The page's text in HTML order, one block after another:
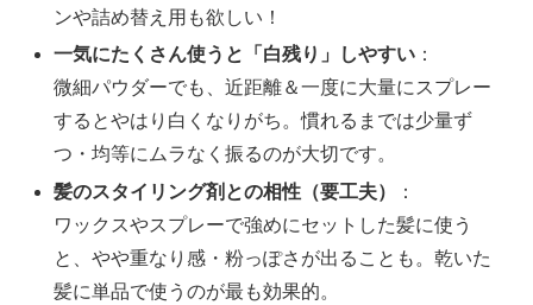
ンや詰め替え用も欲しい！
一気にたくさん使うと「白残り」しやすい ：
微細パウダーでも、近距離＆一度に大量にスプレー
するとやはり白くなりがち。慣れるまでは少量ず
つ・均等にムラなく振るのが大切です。
髪のスタイリング剤との相性（要工夫）
：
ワックスやスプレーで強めにセットした髪に使う
と、やや重なり感・粉っぽさが出ることも。乾いた
髪に単品で使うのが最も効果的。